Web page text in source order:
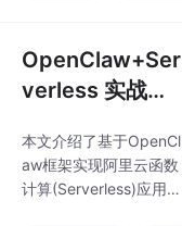
向发展。
（批量上传/下载文
件）、以及结合Cron定
时任务构建自动化备份
断点续传、增量同步等
进阶功能，用户可显著
提升云端文件操作效
OpenClaw+Ser
verless 实战：
函数计算代码、
部署无服务应用
本文介绍了基于OpenCl
aw框架实现阿里云函数
计算(Serverless)应用自